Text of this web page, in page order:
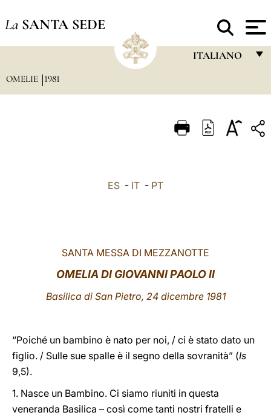
La SANTA SEDE
ITALIANO
ITALIANO
中文
LATINE
OMELIE 1981
ES - IT - PT
SANTA MESSA DI MEZZANOTTE
OMELIA DI GIOVANNI PAOLO II
Basilica di San Pietro, 24 dicembre 1981
“Poiché un bambino è nato per noi, / ci è stato dato un
figlio. / Sulle sue spalle è il segno della sovranità” (Is
9,5).
1. Nasce un Bambino. Ci siamo riuniti in questa
veneranda Basilica – così come tanti nostri fratelli e